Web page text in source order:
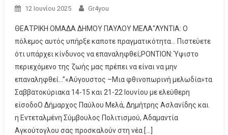
12 Ιουνίου 2025 Gr4you
ΘΕΑΤΡΙΚΗ ΟΜΑΔΑ ΔΗΜΟΥ ΠΑΥΛΟΥ ΜΕΛΑ“ΛΥΝΤΙΑ: Ο
πόλεμος αυτός υπήρξε καποτε πραγματικότητα… Πιστεύετε
ότι υπάρχει κίνδυνος να επαναληφθεί;ΡΟΝΤΙΟΝ: Ύψιστο
περιεχόμενο της ζωής μας πρέπει να είναι να μην
επαναληφθεί…”«Αύγουστος –Μια φθινοπωρινή μελωδία»τα
Σαββατοκύριακα 14-15 και 21-22 Ιουνίου με ελεύθερη
είσοδοΟ Δήμαρχος Παύλου Μελά, Δημήτρης Ασλανίδης και
η Εντεταλμένη Σύμβουλος Πολιτισμού, Αδαμαντία
Αγκούτογλου σας προσκαλούν στη νέα […]